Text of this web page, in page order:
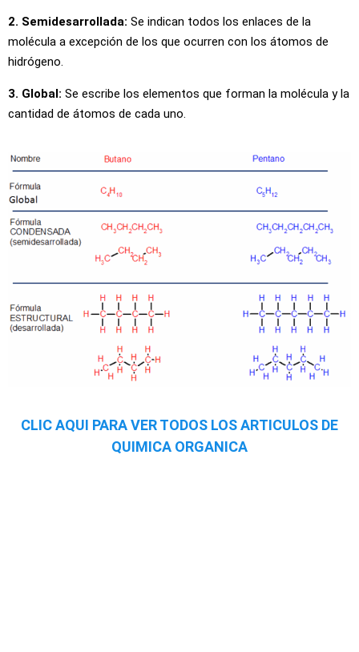
2. Semidesarrollada: Se indican todos los enlaces de la
molécula a excepción de los que ocurren con los átomos de
hidrógeno.
3. Global: Se escribe los elementos que forman la molécula y la
cantidad de átomos de cada uno.
CLIC AQUI PARA VER TODOS LOS ARTICULOS DE
QUIMICA ORGANICA